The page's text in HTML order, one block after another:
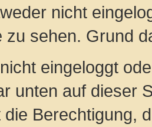
nicht
zu sehen. Grund
eingeloggt
unten auf dieser
die Berechtigung,